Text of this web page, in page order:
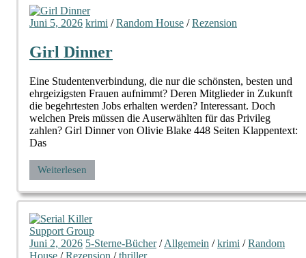
Juni 5, 2026 krimi /Random House /Rezension
Girl Dinner
Eine Studentenverbindung, die nur die schönsten, besten und
ehrgeizigsten Frauen aufnimmt? Deren Mitglieder in Zukunft
die begehrtesten Jobs erhalten werden? Interessant. Doch
welchen Preis müssen die Auserwählten für das Privileg
zahlen? Girl Dinner von Olivie Blake 448 Seiten Klappentext:
Das
Weiterlesen
Juni 2, 2026 5-Sterne-Bücher/Allgemein /krimi /Random
House /Rezension /thriller